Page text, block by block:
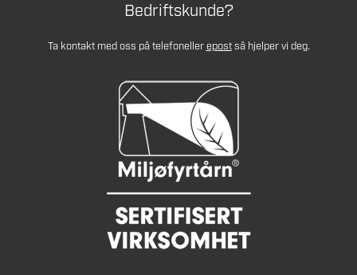
Bedriftskunde?
Ta kontakt med oss på telefonellerepostså hjelper vi deg.